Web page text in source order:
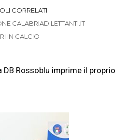
CORRELATI
CALABRIADILETTANTI.IT
IN CALCIO
DB Rossoblu imprime il proprio